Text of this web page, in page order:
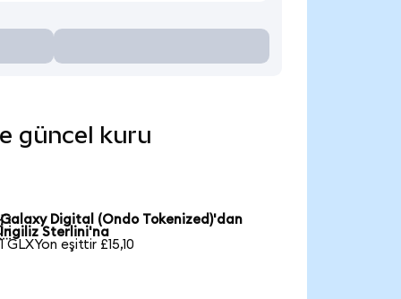
güncel kuru
Galaxy Digital (Ondo Tokenized)'dan
İngiliz Sterlini'na
1 GLXYon eşittir £15,10